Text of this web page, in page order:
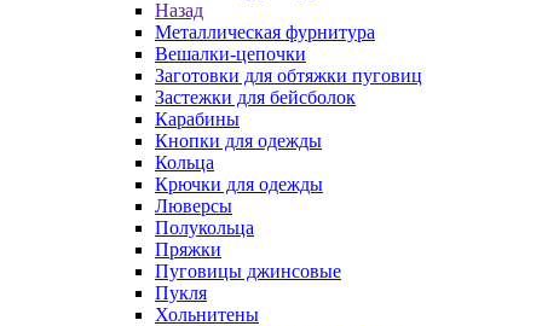
Назад
Металлическая фурнитура
Вешалки-цепочки
Заготовки для обтяжки пуговиц
Застежки для бейсболок
Карабины
Кнопки для одежды
Кольца
Крючки для одежды
Люверсы
Полукольца
Пряжки
Пуговицы джинсовые
Пукля
Хольнитены